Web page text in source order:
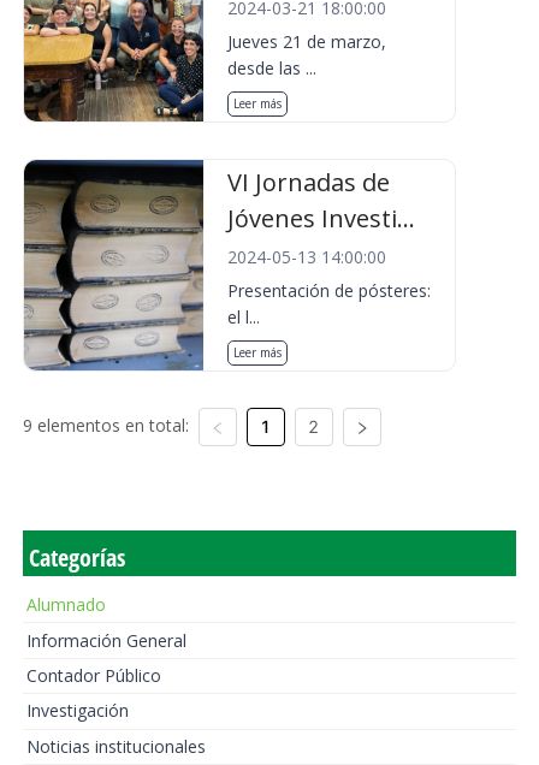
2024-03-21 18:00:00
Jueves 21 de marzo,
desde las ...
Leer más
VI Jornadas de
Jóvenes Investi...
2024-05-13 14:00:00
Presentación de pósteres:
el l...
Leer más
9 elementos en total: 1 2
Categorías
Alumnado
Información General
Contador Público
Investigación
Noticias institucionales